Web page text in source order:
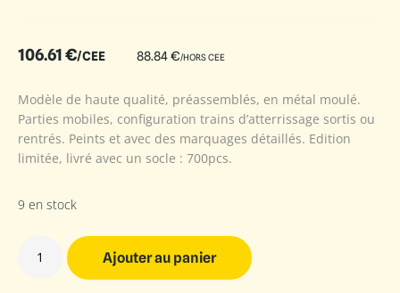
106.61€/CEE 88.84€/HORS CEE
Modèle de haute qualité, préassemblés, en métal moulé.
Parties mobiles, configuration trains d’atterrissage sortis ou
rentrés. Peints et avec des marquages détaillés. Edition
limitée, livré avec un socle : 700pcs.
9 en stock
Ajouter au panier